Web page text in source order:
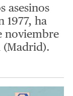
asesinos
1977, ha
noviembre
(Madrid).